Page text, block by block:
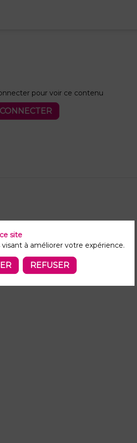
pour voir ce contenu
site
à améliorer votre expérience.
REFUSER